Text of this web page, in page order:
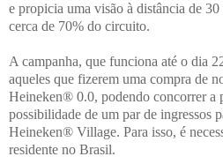
e propicia uma visão à distância de
cerca de 70% do circuito.
A campanha, que funciona até o dia
aqueles que fizerem uma compra de
Heineken® 0.0, podendo concorrer a
possibilidade de um par de ingressos
Heineken® Village. Para isso, é
residente no Brasil.